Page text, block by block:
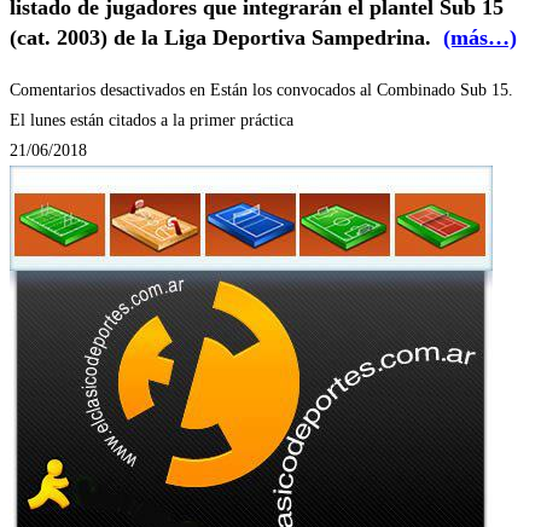
listado de jugadores que integrarán el plantel Sub 15
(cat. 2003) de la Liga Deportiva Sampedrina. (más…)
Comentarios desactivados en Están los convocados al Combinado Sub 15.
El lunes están citados a la primer práctica
21/06/2018